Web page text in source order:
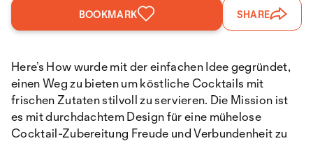
BOOKMARK SHARE
Here’s How wurde mit der einfachen Idee gegründet,
einen Weg zu bieten um köstliche Cocktails mit
frischen Zutaten stilvoll zu servieren. Die Mission ist
es mit durchdachtem Design für eine mühelose
Cocktail-Zubereitung Freude und Verbundenheit zu